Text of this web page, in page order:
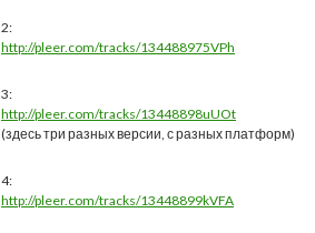
2:
http://pleer.com/tracks/134488975VPh
3:
http://pleer.com/tracks/13448898uUOt
(здесь три разных версии, с разных платформ)
4:
http://pleer.com/tracks/13448899kVFA